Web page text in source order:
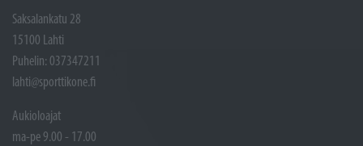
Saksalankatu 28
15100 Lahti
Puhelin: 037347211
lahti@sporttikone.fi
Aukioloajat
ma-pe 9.00 - 17.00